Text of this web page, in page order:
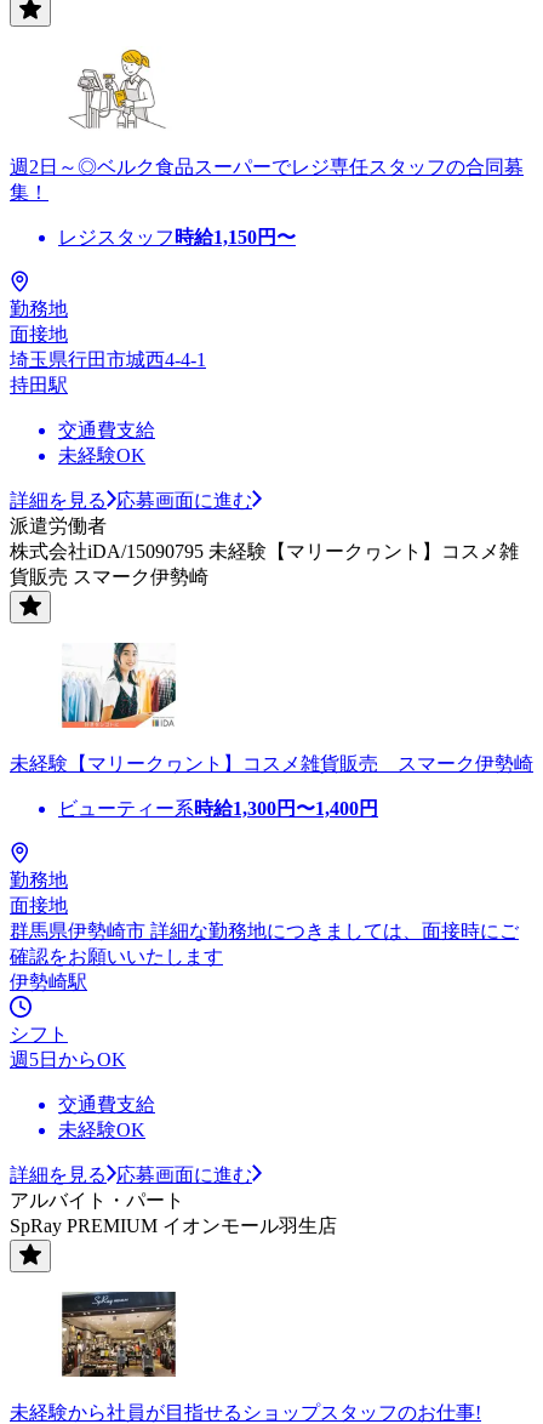
週2日～◎ベルク食品スーパーでレジ専任スタッフの合同募
集！
レジスタッフ 時給1,150円〜
勤務地
面接地
埼玉県行田市城西4-4-1
持田駅
交通費支給
未経験OK
詳細を見る
応募画面に進む
派遣労働者
株式会社iDA/15090795 未経験【マリークヮント】コスメ雑
貨販売 スマーク伊勢崎
未経験【マリークヮント】コスメ雑貨販売 スマーク伊勢崎
ビューティー系時給1,300円〜1,400円
勤務地
面接地
群馬県伊勢崎市 詳細な勤務地につきましては、面接時にご
確認をお願いいたします
伊勢崎駅
シフト
週5日からOK
交通費支給
未経験OK
詳細を見る
応募画面に進む
アルバイト・パート
SpRay PREMIUM イオンモール羽生店
未経験から社員が目指せるショップスタッフのお仕事!